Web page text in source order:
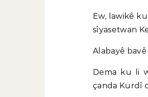
Ew, lawikê
sîyasetwan
Alabayê
Dema ku li
çanda Kurdî